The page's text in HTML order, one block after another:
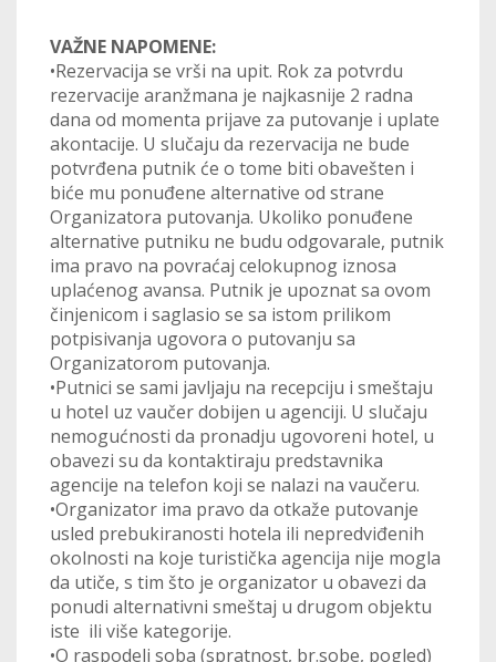
VAŽNE NAPOMENE:
•Rezervacija se vrši na upit. Rok za potvrdu
rezervacije aranžmana je najkasnije 2 radna
dana od momenta prijave za putovanje i uplate
akontacije. U slučaju da rezervacija ne bude
potvrđena putnik će o tome biti obavešten i
biće mu ponuđene alternative od strane
Organizatora putovanja. Ukoliko ponuđene
alternative putniku ne budu odgovarale, putnik
ima pravo na povraćaj celokupnog iznosa
uplaćenog avansa. Putnik je upoznat sa ovom
činjenicom i saglasio se sa istom prilikom
potpisivanja ugovora o putovanju sa
Organizatorom putovanja.
•Putnici se sami javljaju na recepciju i smeštaju
u hotel uz vaučer dobijen u agenciji. U slučaju
nemogućnosti da pronadju ugovoreni hotel, u
obavezi su da kontaktiraju predstavnika
agencije na telefon koji se nalazi na vaučeru.
•Organizator ima pravo da otkaže putovanje
usled prebukiranosti hotela ili nepredviđenih
okolnosti na koje turistička agencija nije mogla
da utiče, s tim što je organizator u obavezi da
ponudi alternativni smeštaj u drugom objektu
iste ili više kategorije.
•O raspodeli soba (spratnost, br.sobe, pogled)